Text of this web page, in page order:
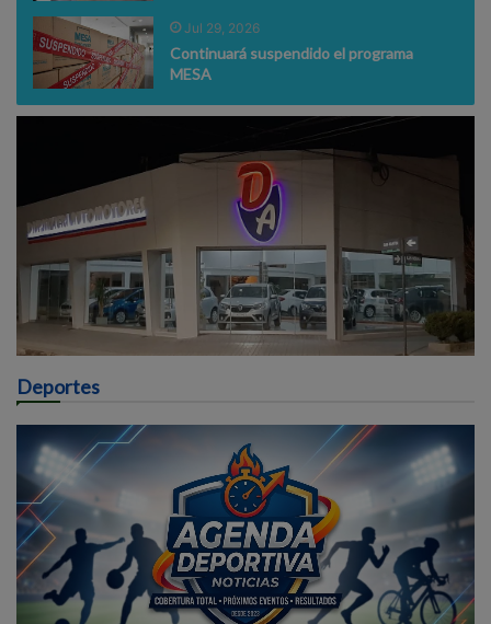
Jul 29, 2026
Continuará suspendido el programa
MESA
Deportes